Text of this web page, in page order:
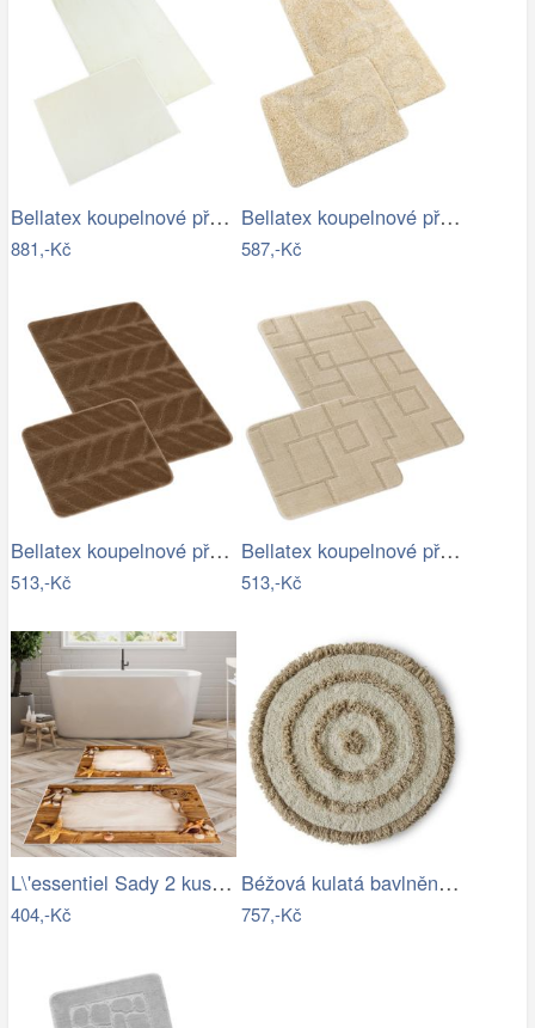
Bellatex koupelnové předložky BANYGOLD…
881,-Kč
Bellatex koupelnové předložky…
587,-Kč
Bellatex koupelnové předložky SADA BANY…
513,-Kč
Bellatex koupelnové předložky SADA BANY…
513,-Kč
L\'essentiel Sady 2 kusů koupelnových…
404,-Kč
Béžová kulatá bavlněná koupelnová…
757,-Kč